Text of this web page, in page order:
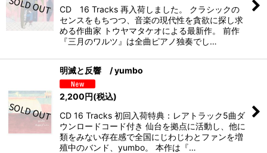
CD 16 Tracks 再入荷しました。 クラシックの
センスをもちつつ、音楽の現代性を貪欲に探し求
める作曲家 トウヤマタケオによる最新作。 前作
『三月のワルツ』は全曲ピアノ独奏でし…
明滅と反響 / yumbo
2,200円(税込)
CD 16 Tracks 初回入荷特典：レアトラック5曲ダ
ウンロードコード付き 仙台を拠点に活動し、他に
類をみない存在感で全国にじわじわとファンを増
殖中のバンド、yumbo。 本作は『…